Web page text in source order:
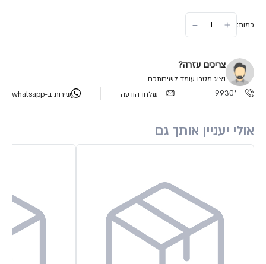
כמות:
צריכים עזרה?
נציג מטרו עומד לשירותכם
*9930
שלחו הודעה שירות ב-whatsapp
אולי יעניין אותך גם